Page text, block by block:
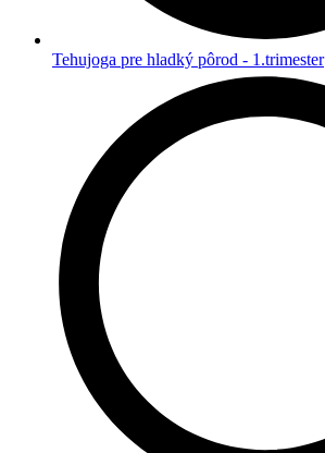
Tehujoga pre hladký pôrod - 1.trimester